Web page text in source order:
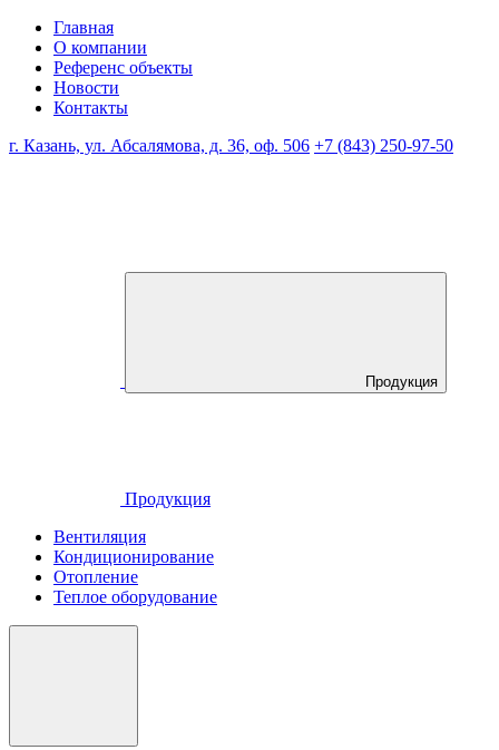
Главная
О компании
Референс объекты
Новости
Контакты
г. Казань, ул. Абсалямова, д. 36, оф. 506 +7 (843) 250-97-50
Продукция
Продукция
Вентиляция
Кондиционирование
Отопление
Теплое оборудование